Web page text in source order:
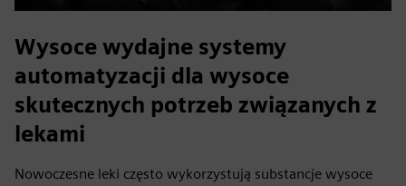
Play Mute Settings
PIP
Enter
Wysoce wydajne systemy
automatyzacji dla wysoce
skutecznych potrzeb związanych z
lekami
Nowoczesne leki często wykorzystują substancje wysoce